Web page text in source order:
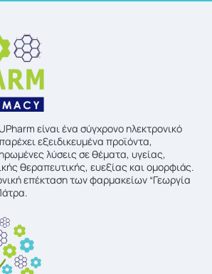
είναι ένα σύγχρονο ηλεκτρονικό
εξειδικευμένα προϊόντα,
λύσεις σε θέματα, υγείας,
θεραπευτικής, ευεξίας και ομορφιάς.
επέκταση των φαρμακείων “Γεωργία